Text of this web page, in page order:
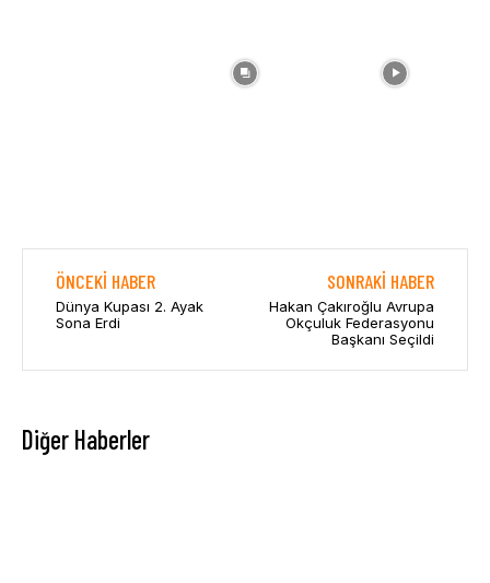
ÖNCEKI HABER
Dünya Kupası 2. Ayak
Sona Erdi
SONRAKI HABER
Hakan Çakıroğlu Avrupa
Okçuluk Federasyonu
Başkanı Seçildi
Diğer Haberler